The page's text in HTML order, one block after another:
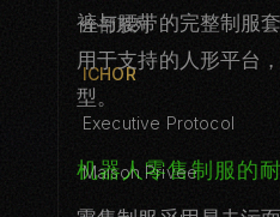
裤与腰带的完整制服
用于支持的人形平台
型。
机器人零售制服的
全部系列
ICHOR
Executive Protocol
Maison Privee